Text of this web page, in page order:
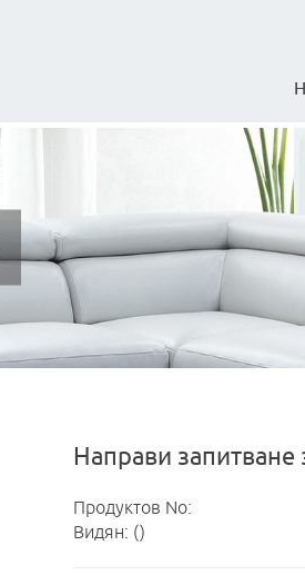
Направи запитване
Продуктов No:
Видян: ()